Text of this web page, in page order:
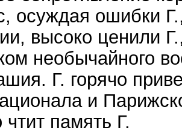
осуждая ошибки
высоко ценили
необычайного
Г. горячо
и
чтит память Г.